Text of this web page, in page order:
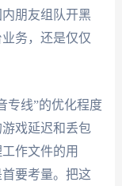
朋友组队开黑
务，还是仅仅
专线”的优化程度
戏延迟和丢包
作文件的用
要考量。把这